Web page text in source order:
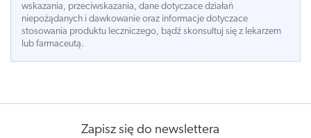
wskazania, przeciwskazania, dane dotyczace działań
niepożądanych i dawkowanie oraz informacje dotyczace
stosowania produktu leczniczego, bądź skonsultuj się z lekarzem
lub farmaceutą.
Zapisz się do newslettera